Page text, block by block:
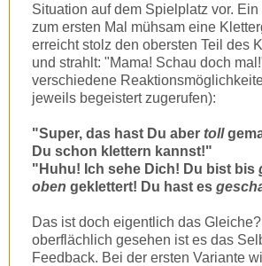
Situation auf dem Spielplatz vor.
zum ersten Mal mühsam eine
erreicht stolz den obersten Teil des
und strahlt: "Mama! Schau doch
verschiedene
jeweils begeistert zugerufen):
"Super, das hast Du aber toll
Du schon klettern kannst!"
"Huhu! Ich sehe Dich! Du bist bis
oben geklettert! Du hast es
Das ist doch eigentlich das
oberflächlich gesehen ist es das
Feedback. Bei der ersten Variante